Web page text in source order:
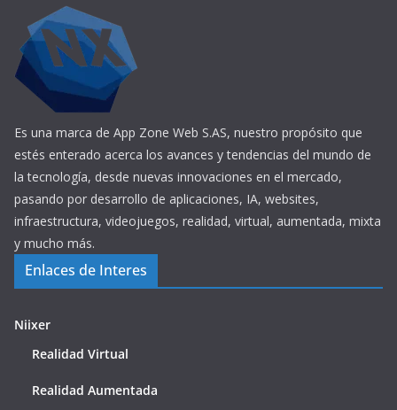
Es una marca de App Zone Web S.AS, nuestro propósito que
estés enterado acerca los avances y tendencias del mundo de
la tecnología, desde nuevas innovaciones en el mercado,
pasando por desarrollo de aplicaciones, IA, websites,
infraestructura, videojuegos, realidad, virtual, aumentada, mixta
y mucho más.
Enlaces de Interes
Niixer
Realidad Virtual
Realidad Aumentada